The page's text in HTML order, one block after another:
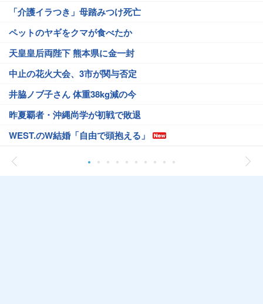
「介護イラつき」母踏みつけ死亡
ペットのヤギをクマが食べたか
天皇皇后両陛下 熊本県に金一封
中止の花火大会、3市が関与否定
井脇ノブ子さん 体重38kg減の今
昨夏覇者・沖縄尚学が初戦で敗退
WEST.のW結婚「自由で頭抱える」